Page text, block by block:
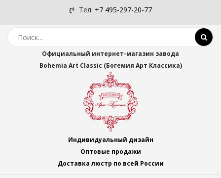
Тел: +7 495-297-20-77
Официальный интернет-магазин завода
Bohemia Art Classic (Богемия Арт Классика)
Индивидуальный дизайн
Оптовые продажи
Доставка люстр по всей России